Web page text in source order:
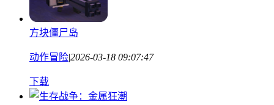
方块僵尸岛
动作冒险|2026-03-18 09:07:47
下载